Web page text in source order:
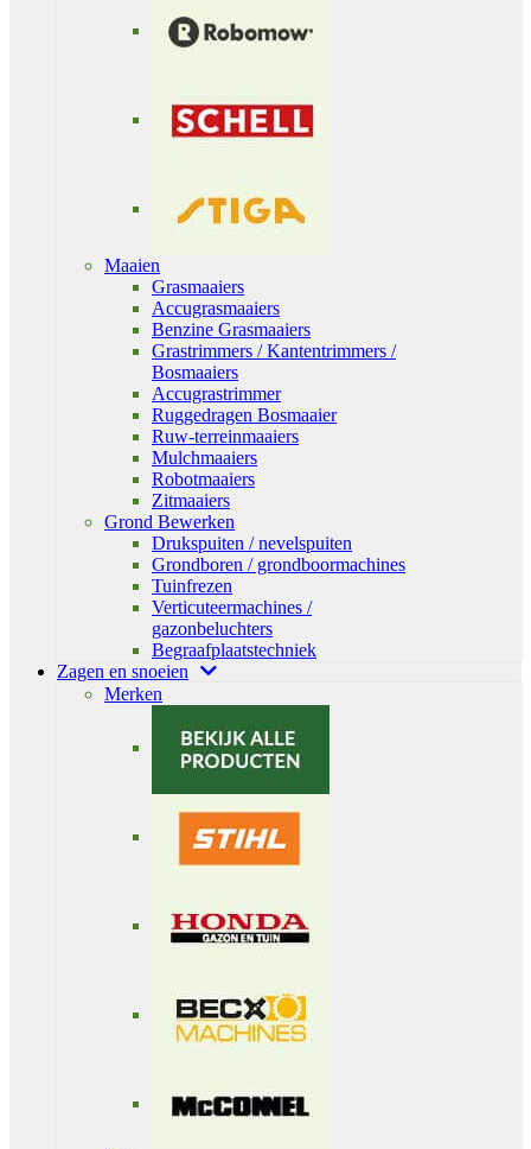
Maaien
Grasmaaiers
Accugrasmaaiers
Benzine Grasmaaiers
Grastrimmers / Kantentrimmers /
Bosmaaiers
Accugrastrimmer
Ruggedragen Bosmaaier
Ruw-terreinmaaiers
Mulchmaaiers
Robotmaaiers
Zitmaaiers
Grond Bewerken
Drukspuiten / nevelspuiten
Grondboren / grondboormachines
Tuinfrezen
Verticuteermachines /
gazonbeluchters
Begraafplaatstechniek
Zagen en snoeien
Merken